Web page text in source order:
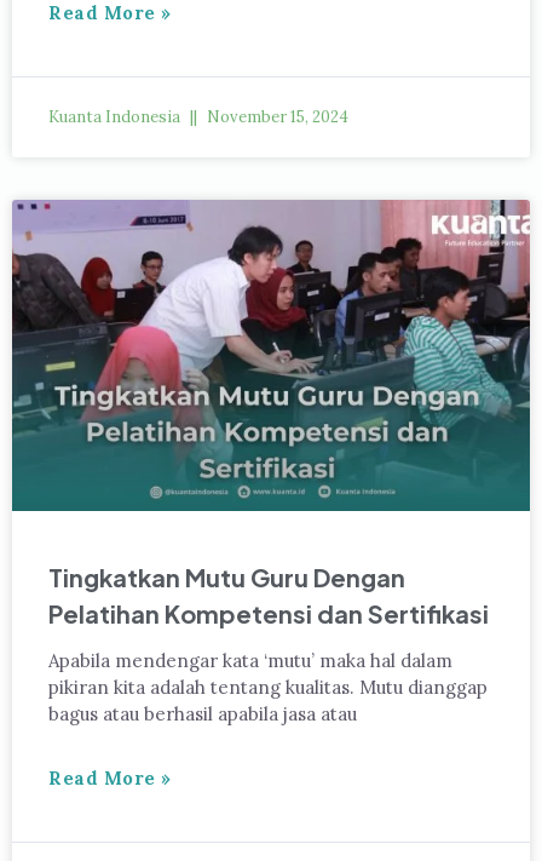
Read More »
Kuanta Indonesia November 15, 2024
Tingkatkan Mutu Guru Dengan
Pelatihan Kompetensi dan Sertifikasi
Apabila mendengar kata ‘mutu’ maka hal dalam
pikiran kita adalah tentang kualitas. Mutu dianggap
bagus atau berhasil apabila jasa atau
Read More »